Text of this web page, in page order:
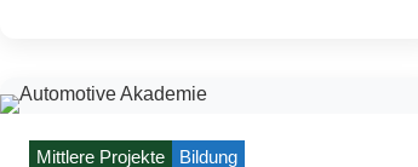
Mittlere Projekte Bildung